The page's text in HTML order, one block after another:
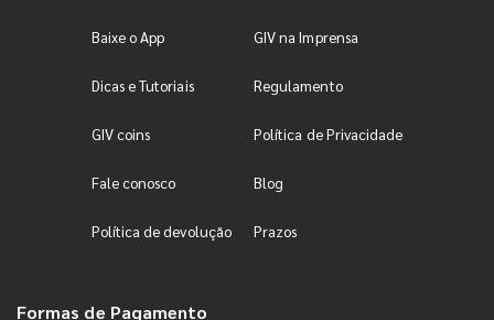
Baixe o App GIV na Imprensa
Dicas e Tutoriais Regulamento
GIV coins Política de Privacidade
Fale conosco Blog
Política de devolução Prazos
Formas de Pagamento